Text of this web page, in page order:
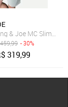
Preta
& Joe MC Slim
459,99 - 30%
319,99